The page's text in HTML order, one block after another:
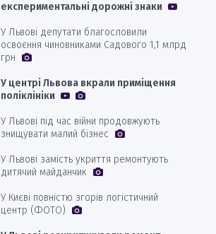
експериментальні дорожні знаки
У Львові депутати благословили
освоєння чиновниками Садового 1,1 млрд
грн
У центрі Львова вкрали приміщення
поліклініки
У Львові під час війни продовжують
знищувати малий бізнес
У Львові замість укриття ремонтують
дитячий майданчик
У Києві повністю згорів логістичний
центр (ФОТО)